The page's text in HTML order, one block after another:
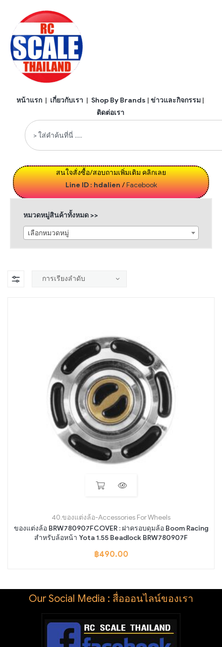
หน้าแรก | เกี่ยวกับเรา | Shop By Brands | ข่าวและกิจกรรม |
ติดต่อเรา
สนใจสั่งซื้อ/สอบถามเพิ่มเติม คลิกเลย
Line ID : hdalien/Facebook
หมวดหมู่สินค้าทั้งหมด >>
เลือกหมวดหมู่
40.ของแต่งล้อ-Accessories For Wheels
ของแต่งล้อ BRW780907FCOVER : ฝาครอบดุมล้อ Boom Racing
สำหรับล้อหน้า Yota 1.55 Beadlock BRW780907F
฿490.00
Our Social Media : สื่อออนไลน์ของเรา